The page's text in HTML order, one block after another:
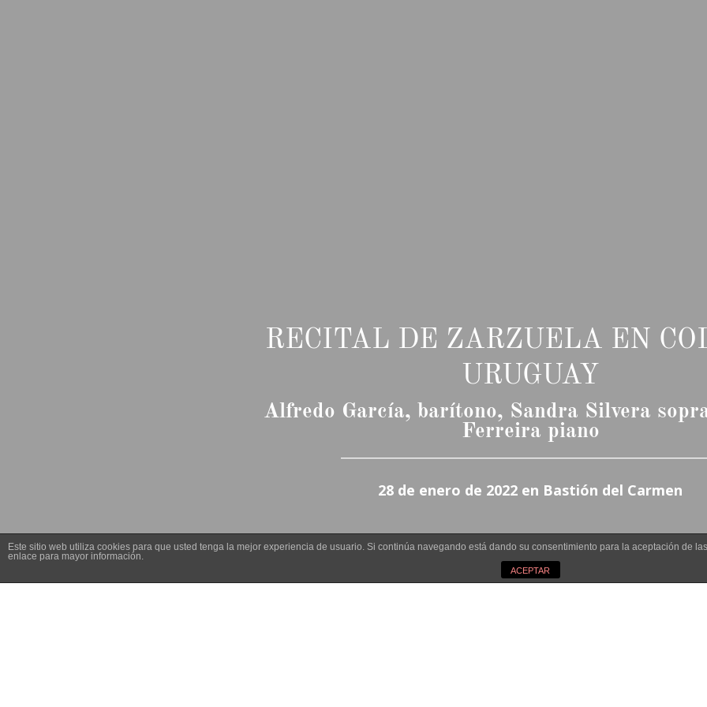
RECITAL DE ZARZUELA EN
URUGUAY
Alfredo García, barítono, Sandra Silvera
Ferreira piano
28 de enero de 2022 en Bastión del Carmen
3
Este sitio web utiliza cookies para que usted tenga la mejor experiencia de usuario. Si continúa navegando está dando su consentimiento para la aceptación de
enlace para mayor información.
ACEPTAR